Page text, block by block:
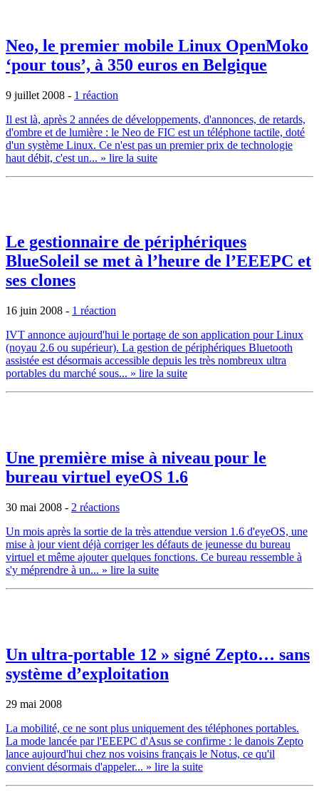
Neo, le premier mobile Linux OpenMoko
‘pour tous’, à 350 euros en Belgique
9 juillet 2008 - 1 réaction
Il est là, après 2 années de développements, d'annonces, de retards,
d'ombre et de lumière : le Neo de FIC est un téléphone tactile, doté
d'un système Linux. Ce n'est pas un premier prix de technologie
haut débit, c'est un... » lire la suite
Le gestionnaire de périphériques
BlueSoleil se met à l’heure de l’EEEPC et
ses clones
16 juin 2008 - 1 réaction
IVT annonce aujourd'hui le portage de son application pour Linux
(noyau 2.6 ou supérieur). La gestion de périphériques Bluetooth
assistée est désormais accessible depuis les très nombreux ultra
portables du marché sous... » lire la suite
Une première mise à niveau pour le
bureau virtuel eyeOS 1.6
30 mai 2008 - 2 réactions
Un mois après la sortie de la très attendue version 1.6 d'eyeOS, une
mise à jour vient déjà corriger les défauts de jeunesse du bureau
virtuel et même ajouter quelques fonctions. Ce bureau ressemble à
s'y méprendre à un... » lire la suite
Un ultra-portable 12 » signé Zepto… sans
système d’exploitation
29 mai 2008
La mobilité, ce ne sont plus uniquement des téléphones portables.
La mode lancée par l'EEEPC d'Asus se confirme : le danois Zepto
lance aujourd'hui chez nos voisins français le Notus, ce qu'il
convient désormais d'appeler... » lire la suite